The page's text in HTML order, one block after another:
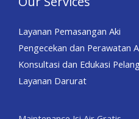
Layanan Pemasangan Aki
Pengecekan dan Perawatan
Konsultasi dan Edukasi
Layanan Darurat